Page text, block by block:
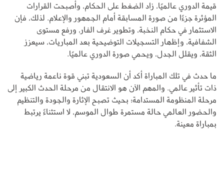
قيمة الدوري عالميًا، زاد الضغط على الحكام، وأصبحت القرارات
المؤثرة جزءًا من صورة المسابقة أمام الجمهور والإعلام. لذلك، فإن
الاستثمار في حكام النخبة، وتطوير غرف الفار، ورفع مستوى
الشفافية، وإظهار التسجيلات التوضيحية بعد المباريات، سيعزز
الثقة، ويقلل الجدل، ويحمي صورة الدوري عالميًا.
ما حدث في تلك المباراة أكد أن السعودية تبني قوة ناعمة رياضية
ذات تأثير عالمي. والمهم الآن هو الانتقال من مرحلة الحدث الكبير إلى
مرحلة المنظومة المستدامة؛ بحيث تصبح الإثارة والجودة والتنظيم
والحضور العالمي حالة مستمرة طوال الموسم، لا استثناءً يرتبط
بمباراة معينة.